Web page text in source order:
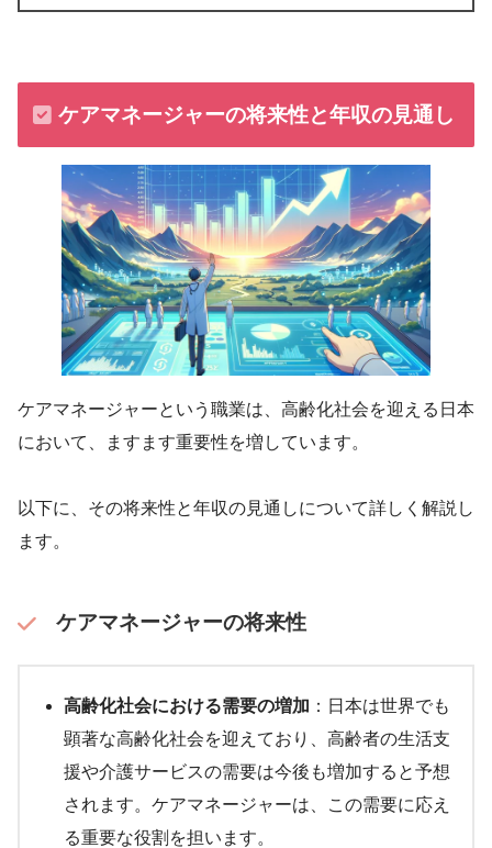
ケアマネージャーの将来性と年収の見通し
ケアマネージャーという職業は、高齢化社会を迎える日本
において、ますます重要性を増しています。
以下に、その将来性と年収の見通しについて詳しく解説し
ます。
ケアマネージャーの将来性
高齢化社会における需要の増加 ：日本は世界でも
顕著な高齢化社会を迎えており、高齢者の生活支
援や介護サービスの需要は今後も増加すると予想
されます。ケアマネージャーは、この需要に応え
る重要な役割を担います。